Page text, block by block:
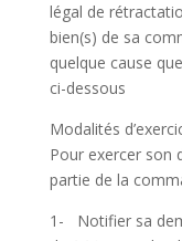
légal de
bien(s) de sa
quelque cause
ci-dessous
Modalités
Pour exercer son
partie de la
1- Notifier sa